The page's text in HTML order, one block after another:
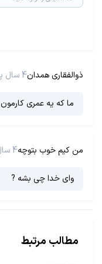
ذوالفقاری همدان4 سال پیش
ما که یه عمری
من کیم خوب بتوچه4 سال پیش
وای خدا چی بشه ?
مطالب مرتبط